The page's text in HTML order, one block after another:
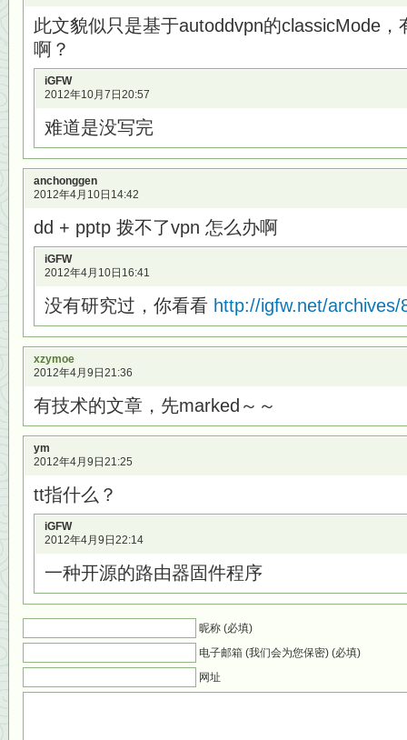
此文貌似只是基于autoddvpn的classicMode
啊？
iGFW
2012年10月7日20:57
难道是没写完
anchonggen
2012年4月10日14:42
dd + pptp 拨不了vpn 怎么办啊
iGFW
2012年4月10日16:41
没有研究过，你看看 http://igfw.net/archives/
xzymoe
2012年4月9日21:36
有技术的文章，先marked～～
ym
2012年4月9日21:25
tt指什么？
iGFW
2012年4月9日22:14
一种开源的路由器固件程序
昵称 (必填)
电子邮箱 (我们会为您保密) (必填)
网址